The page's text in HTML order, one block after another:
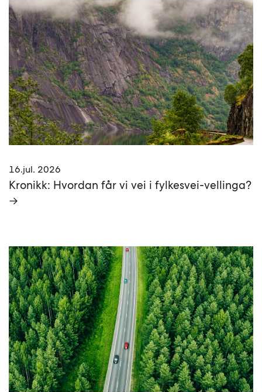
16.jul. 2026
Kronikk: Hvordan får vi vei i fylkesvei-vellinga?
→